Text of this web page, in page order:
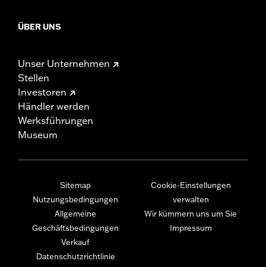
ÜBER UNS
Unser Unternehmen
Stellen
Investoren
Händler werden
Werksführungen
Museum
Sitemap
Nutzungsbedingungen
Allgemeine
Geschäftsbedingungen
Verkauf
Datenschutzrichtlinie
Cookie-Einstellungen
verwalten
Wir kümmern uns um Sie
Impressum